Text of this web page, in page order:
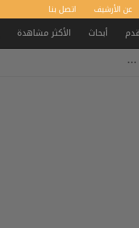
عن الأرشيف اتصل بنا
أبحاث الأكثر مشاهدة